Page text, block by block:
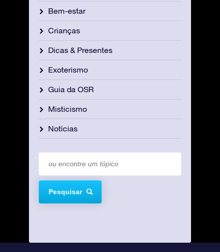
Bem-estar
Crianças
Dicas & Presentes
Exoterismo
Guia da OSR
Misticismo
Notícias
Pesquisar